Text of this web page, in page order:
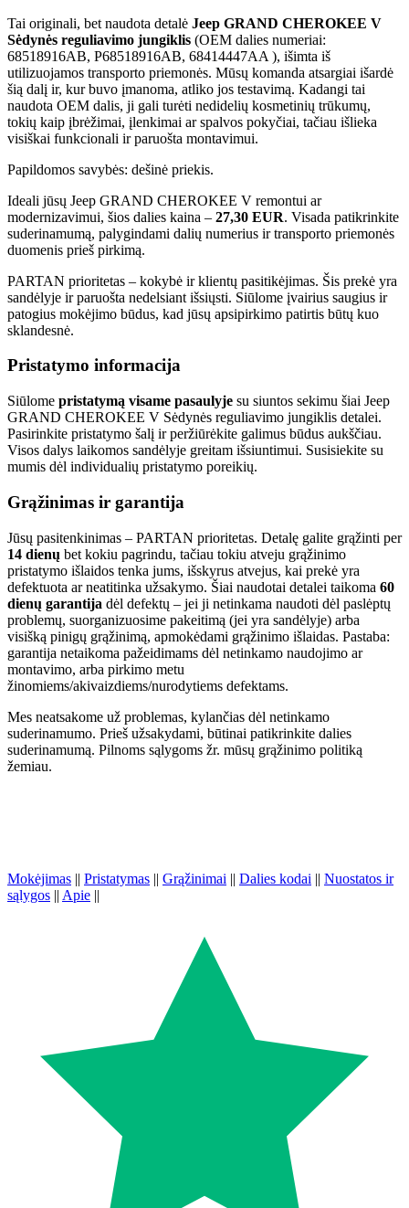
Tai originali, bet naudota detalė Jeep GRAND CHEROKEE V
Sėdynės reguliavimo jungiklis (OEM dalies numeriai:
68518916AB, P68518916AB, 68414447AA ), išimta iš
utilizuojamos transporto priemonės. Mūsų komanda atsargiai išardė
šią dalį ir, kur buvo įmanoma, atliko jos testavimą. Kadangi tai
naudota OEM dalis, ji gali turėti nedidelių kosmetinių trūkumų,
tokių kaip įbrėžimai, įlenkimai ar spalvos pokyčiai, tačiau išlieka
visiškai funkcionali ir paruošta montavimui.
Papildomos savybės: dešinė priekis.
Ideali jūsų Jeep GRAND CHEROKEE V remontui ar
modernizavimui, šios dalies kaina – 27,30 EUR. Visada patikrinkite
suderinamumą, palygindami dalių numerius ir transporto priemonės
duomenis prieš pirkimą.
PARTAN prioritetas – kokybė ir klientų pasitikėjimas. Šis prekė yra
sandėlyje ir paruošta nedelsiant išsiųsti. Siūlome įvairius saugius ir
patogius mokėjimo būdus, kad jūsų apsipirkimo patirtis būtų kuo
sklandesnė.
Pristatymo informacija
Siūlome pristatymą visame pasaulyje su siuntos sekimu šiai Jeep
GRAND CHEROKEE V Sėdynės reguliavimo jungiklis detalei.
Pasirinkite pristatymo šalį ir peržiūrėkite galimus būdus aukščiau.
Visos dalys laikomos sandėlyje greitam išsiuntimui. Susisiekite su
mumis dėl individualių pristatymo poreikių.
Grąžinimas ir garantija
Jūsų pasitenkinimas – PARTAN prioritetas. Detalę galite grąžinti per
14 dienų bet kokiu pagrindu, tačiau tokiu atveju grąžinimo
pristatymo išlaidos tenka jums, išskyrus atvejus, kai prekė yra
defektuota ar neatitinka užsakymo. Šiai naudotai detalei taikoma 60
dienų garantija dėl defektų – jei ji netinkama naudoti dėl paslėptų
problemų, suorganizuosime pakeitimą (jei yra sandėlyje) arba
visišką pinigų grąžinimą, apmokėdami grąžinimo išlaidas. Pastaba:
garantija netaikoma pažeidimams dėl netinkamo naudojimo ar
montavimo, arba pirkimo metu
žinomiems/akivaizdiems/nurodytiems defektams.
Mes neatsakome už problemas, kylančias dėl netinkamo
suderinamumo. Prieš užsakydami, būtinai patikrinkite dalies
suderinamumą. Pilnoms sąlygoms žr. mūsų grąžinimo politiką
žemiau.
Mokėjimas || Pristatymas || Grąžinimai || Dalies kodai || Nuostatos ir
sąlygos || Apie ||